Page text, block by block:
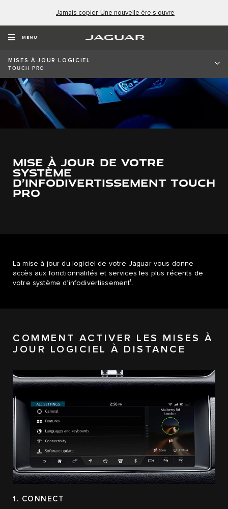
Jamais copier. Une nouvelle ère s’ouvre
MENU
MISES À JOUR LOGICIEL
TOUCH PRO
MISE À JOUR DE VOTRE
SYSTÈME
D’INFODIVERTISSEMENT TOUCH
PRO
La mise à jour du logiciel de votre Jaguar vous donne
accès aux fonctionnalités et services les plus récents de
votre système d’infodivertissement1 .
COMMENT ACTIVER LES MISES À
JOUR LOGICIEL À DISTANCE
1. CONNECT